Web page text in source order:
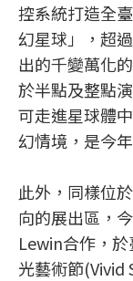
控系統打造全
幻星球」，超
出的千變萬化
於半點及整點
可走進星球體
幻情境，是今
此外，同樣位
向的展出區，
Lewin合作，
光藝術節(Vivid